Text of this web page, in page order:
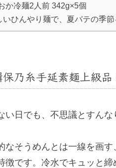
か冷麺2人前 342g×5個
いひんやり麺で、夏バテの季節
乃糸手延素麺上級
い日でも、不思議とすん
なそうめんとは一線を画
徴です。冷水でキュッと